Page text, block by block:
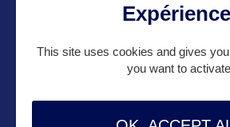
WISCONSIN
This site uses cookies and gives
you want to activate